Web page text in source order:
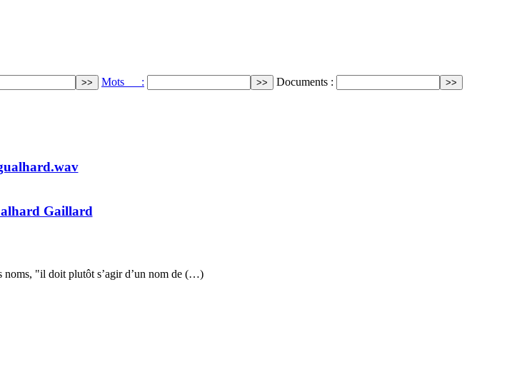
Mots : Documents :
Gaillard
noms, "il doit plutôt s’agir d’un nom de (…)